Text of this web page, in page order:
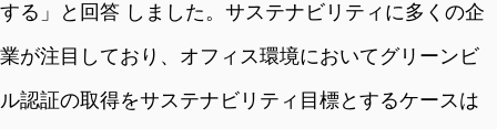
する」と回答 しました。サステナビリティに多くの企
業が注目しており、オフィス環境においてグリーンビ
ル認証の取得をサステナビリティ目標とするケースは